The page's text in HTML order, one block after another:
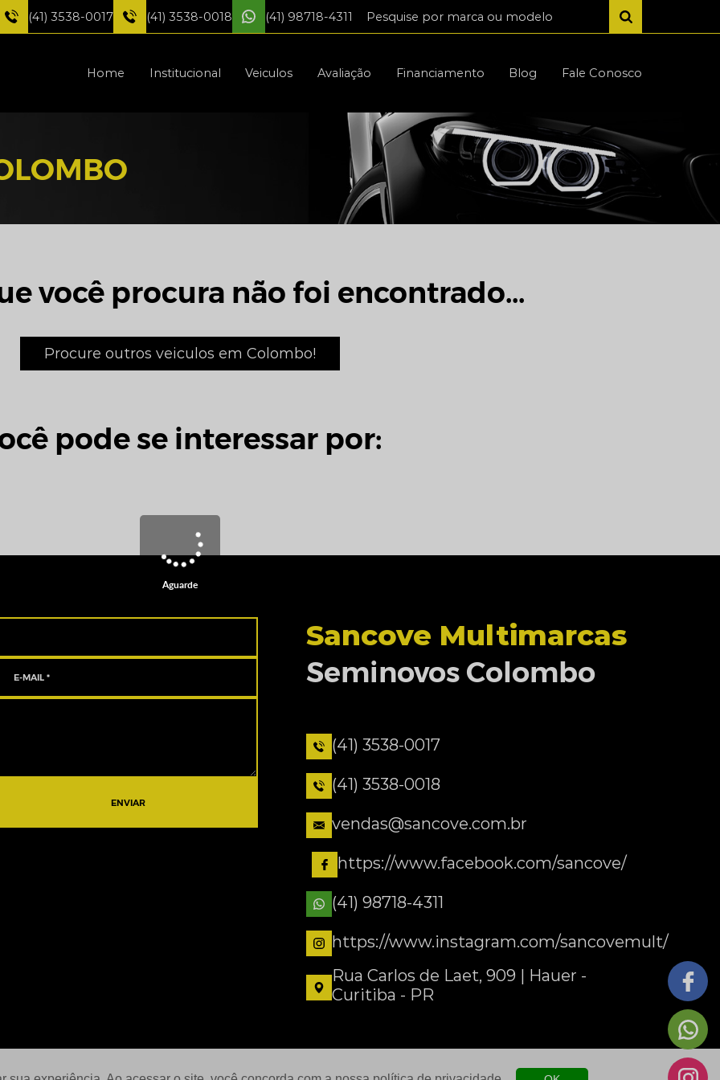
(41) 3538-0017 (41) 3538-0018 (41) 98718-4311
Home Institucional Veiculos Avaliação Financiamento Blog Fale Conosco
você procura não foi encontrado...
Procure outros veiculos em Colombo!
pode se interessar por:
ENVIAR
Sancove Multimarcas
Seminovos Colombo
(41) 3538-0017
(41) 3538-0018
vendas@sancove.com.br
https://www.facebook.com/sancove/
(41) 98718-4311
https://www.instagram.com/sancovemult/
Rua Carlos de Laet, 909 | Hauer -
Curitiba - PR
Aguarde